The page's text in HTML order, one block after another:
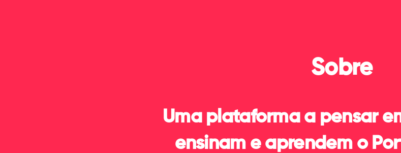
Sobre
Uma plataforma a pensar
ensinam e aprendem o